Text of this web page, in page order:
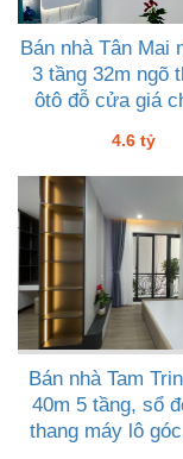
Bán nhà Tân Mai
3 tầng 32m ngõ
ôtô đỗ cửa giá
4.6 tỷ
Bán nhà Tam
40m 5 tầng, sổ
thang máy lô